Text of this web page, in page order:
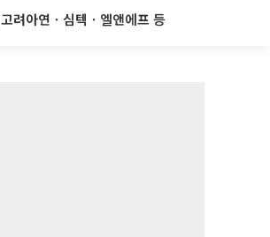
려아연ㆍ심텍ㆍ엘앤에프 등